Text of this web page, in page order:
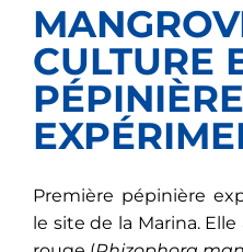
CULTURE
PÉPINIÈRE
Première pépinière
le site de la Marina.